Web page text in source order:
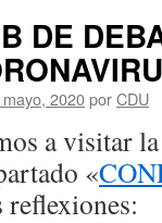
DE
mayo, 2020porCDU
a visitar la
«
reflexiones: